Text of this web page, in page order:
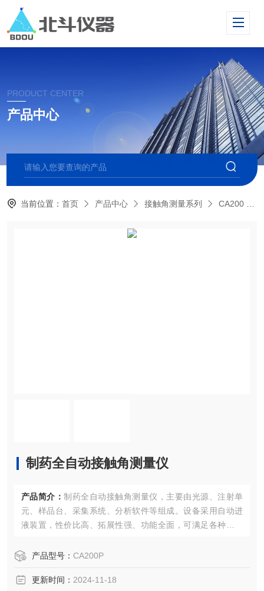
PRODUCT CENTER
产品中心
当前位置：首页 产品中心 接触角测量系列 CA200 自动型接触角测量仪
制药全自动接触角测量仪
产品简介： 制药全自动接触角测量仪，主要由光源、注射单
元、样品台、采集系统、分析软件等组成。设备采用自动进
液装置，性价比高、拓展性强、功能全面，可满足各种常规
产品型号： CA200P
更新时间： 2024-11-18